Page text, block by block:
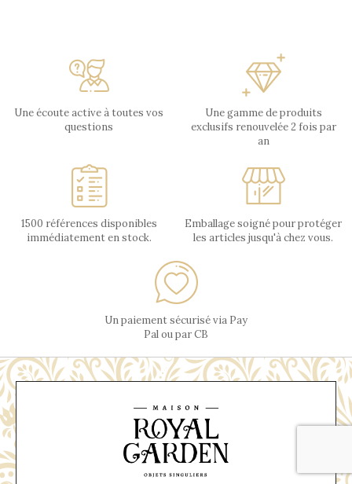
Une écoute active à toutes vos
questions
Une gamme de produits
exclusifs renouvelée 2 fois par
an
1500 références disponibles
immédiatement en stock.
Emballage soigné pour protéger
les articles jusqu'à chez vous.
Un paiement sécurisé via Pay
Pal ou par CB